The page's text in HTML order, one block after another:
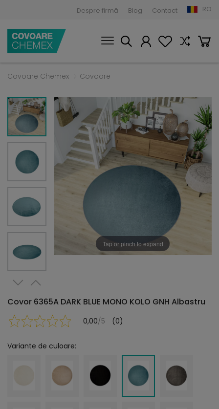
Despre firmă Blog Contact RO
Covoare Chemex Covoare
Tap or pinch to expand
Covor 6365A DARK BLUE MONO KOLO GNH Albastru
0,00/5 (0)
Variante de culoare: